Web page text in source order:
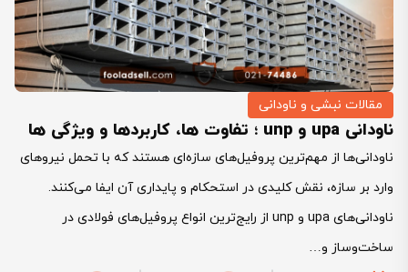
مقالات نبشی و ناودانی
ناودانی upa و unp ؛ تفاوت‌ ها، کاربردها و ویژگی‌ ها
ناودانی‌ها از مهم‌ترین پروفیل‌های سازه‌ای هستند که با تحمل نیروهای
وارد بر سازه، نقش کلیدی در استحکام و پایداری آن ایفا می‌کنند.
ناودانی‌های upa و unp از رایج‌ترین انواع پروفیل‌های فولادی در
ساخت‌وساز و…